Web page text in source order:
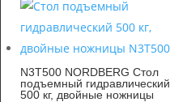
N3T500 NORDBERG Стол
подъемный гидравлический
500 кг, двойные ножницы